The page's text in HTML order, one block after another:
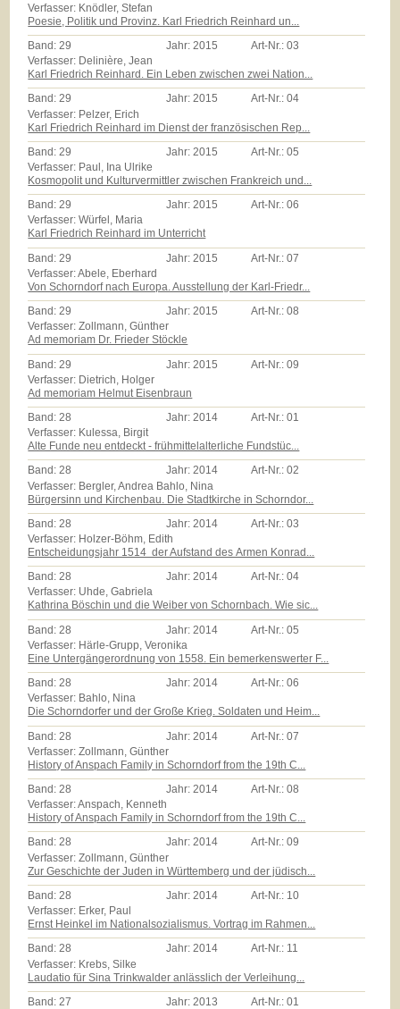
Verfasser: Knödler, Stefan
Poesie, Politik und Provinz. Karl Friedrich Reinhard un...
Band:29 Jahr:2015 Art-Nr.:03
Verfasser: Delinière, Jean
Karl Friedrich Reinhard. Ein Leben zwischen zwei Nation...
Band:29 Jahr:2015 Art-Nr.:04
Verfasser: Pelzer, Erich
Karl Friedrich Reinhard im Dienst der französischen Rep...
Band: 29 Jahr: 2015 Art-Nr.:05
Verfasser: Paul, Ina Ulrike
Kosmopolit und Kulturvermittler zwischen Frankreich und...
Band:29 Jahr:2015 Art-Nr.:06
Verfasser: Würfel, Maria
Karl Friedrich Reinhard im Unterricht
Band: 29 Jahr: 2015 Art-Nr.:07
Verfasser: Abele, Eberhard
Von Schorndorf nach Europa. Ausstellung der Karl-Friedr...
Band:29 Jahr:2015 Art-Nr.:08
Verfasser: Zollmann, Günther
Ad memoriam Dr. Frieder Stöckle
Band: 29 Jahr: 2015 Art-Nr.:09
Verfasser: Dietrich, Holger
Ad memoriam Helmut Eisenbraun
Band:28 Jahr:2014 Art-Nr.:01
Verfasser: Kulessa, Birgit
Alte Funde neu entdeckt - frühmittelalterliche Fundstüc...
Band:28 Jahr:2014 Art-Nr.:02
Verfasser: Bergler, Andrea Bahlo, Nina
Bürgersinn und Kirchenbau. Die Stadtkirche in Schorndor...
Band:28 Jahr:2014 Art-Nr.:03
Verfasser: Holzer-Böhm, Edith
Entscheidungsjahr 1514  der Aufstand des Armen Konrad...
Band:28 Jahr:2014 Art-Nr.:04
Verfasser: Uhde, Gabriela
Kathrina Böschin und die Weiber von Schornbach. Wie sic...
Band: 28 Jahr: 2014 Art-Nr.:05
Verfasser: Härle-Grupp, Veronika
Eine Untergängerordnung von 1558. Ein bemerkenswerter F...
Band:28 Jahr:2014 Art-Nr.:06
Verfasser: Bahlo, Nina
Die Schorndorfer und der Große Krieg. Soldaten und Heim...
Band: 28 Jahr: 2014 Art-Nr.:07
Verfasser: Zollmann, Günther
History of Anspach Family in Schorndorf from the 19th C...
Band:28 Jahr:2014 Art-Nr.:08
Verfasser: Anspach, Kenneth
History of Anspach Family in Schorndorf from the 19th C...
Band:28 Jahr:2014 Art-Nr.:09
Verfasser: Zollmann, Günther
Zur Geschichte der Juden in Württemberg und der jüdisch...
Band:28 Jahr:2014 Art-Nr.: 10
Verfasser: Erker, Paul
Ernst Heinkel im Nationalsozialismus. Vortrag im Rahmen...
Band:28 Jahr:2014 Art-Nr.: 11
Verfasser: Krebs, Silke
Laudatio für Sina Trinkwalder anlässlich der Verleihung...
Band: 27 Jahr: 2013 Art-Nr.:01